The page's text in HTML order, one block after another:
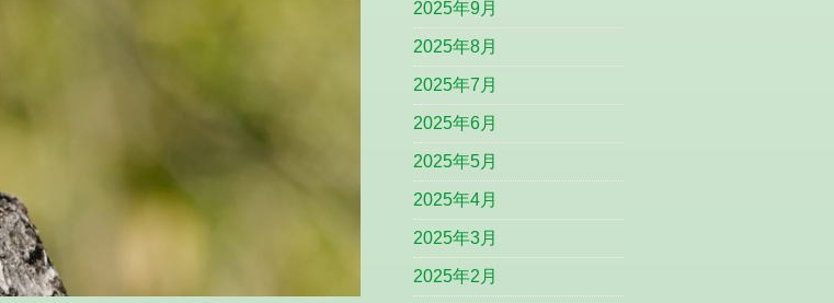
2025年9月
2025年8月
2025年7月
2025年6月
2025年5月
2025年4月
2025年3月
2025年2月